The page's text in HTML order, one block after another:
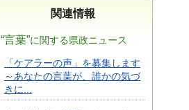
関連情報
“言葉”に関する県政ニュース
「ケアラーの声」を募集します
～あなたの言葉が、誰かの気づ
きに...